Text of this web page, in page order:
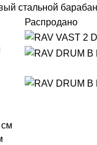
стальной
Распродано